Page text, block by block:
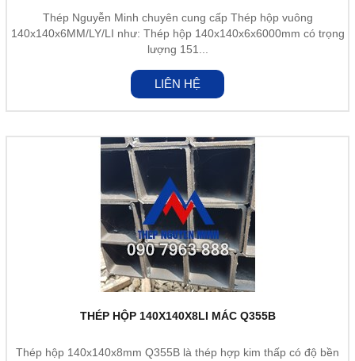
Thép Nguyễn Minh chuyên cung cấp Thép hộp vuông
140x140x6MM/LY/LI như: Thép hộp 140x140x6x6000mm có trọng
lượng 151...
LIÊN HỆ
THÉP HỘP 140X140X8LI MÁC Q355B
Thép hộp 140x140x8mm Q355B là thép hợp kim thấp có độ bền